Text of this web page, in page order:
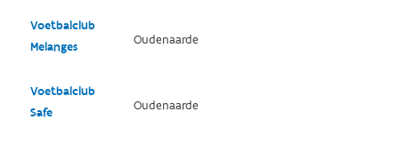
Voetbalclub
Melanges
Oudenaarde
Voetbalclub
Safe
Oudenaarde